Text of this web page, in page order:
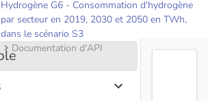
Hydrogène G6 - Consommation d'hydrogène
par secteur en 2019, 2030 et 2050 en TWh,
dans le scénario S3
Documentation d'API